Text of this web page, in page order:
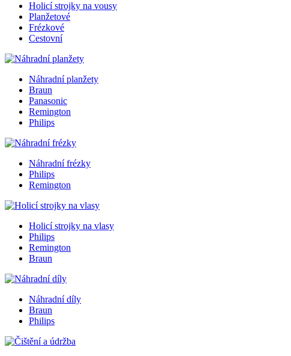
Holicí strojky na vousy
Planžetové
Frézkové
Cestovní
Náhradní planžety
Braun
Panasonic
Remington
Philips
Náhradní frézky
Philips
Remington
Holicí strojky na vlasy
Philips
Remington
Braun
Náhradní díly
Braun
Philips